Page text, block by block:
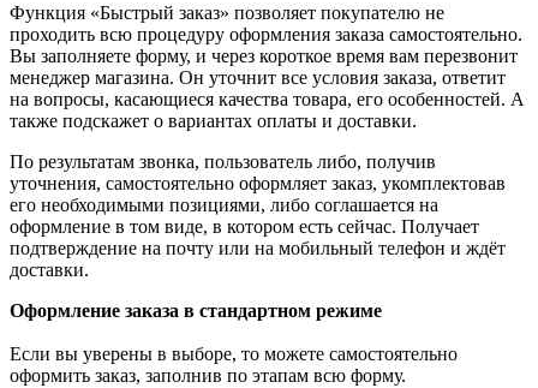
Функция «Быстрый заказ» позволяет покупателю не
проходить всю процедуру оформления заказа самостоятельно.
Вы заполняете форму, и через короткое время вам перезвонит
менеджер магазина. Он уточнит все условия заказа, ответит
на вопросы, касающиеся качества товара, его особенностей. А
также подскажет о вариантах оплаты и доставки.
По результатам звонка, пользователь либо, получив
уточнения, самостоятельно оформляет заказ, укомплектовав
его необходимыми позициями, либо соглашается на
оформление в том виде, в котором есть сейчас. Получает
подтверждение на почту или на мобильный телефон и ждёт
доставки.
Оформление заказа в стандартном режиме
Если вы уверены в выборе, то можете самостоятельно
оформить заказ, заполнив по этапам всю форму.